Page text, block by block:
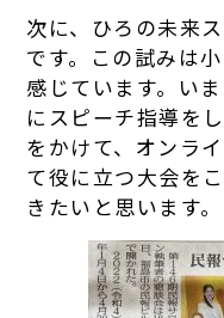
次に、ひろの未来
です。この試みは
感じています。い
にスピーチ指導を
をかけて、オンラ
て役に立つ大会を
きたいと思います。